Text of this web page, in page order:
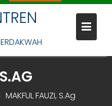
MAKFUL FAUZI, S.Ag